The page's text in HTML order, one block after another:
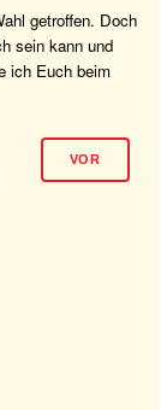
getroffen. Doch
sein kann und
ich Euch beim
VOR